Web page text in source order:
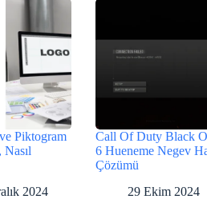
Piktogram
2024
Call Of Duty Black
6 Hueneme Negev
Çözümü
29 Ekim 2024